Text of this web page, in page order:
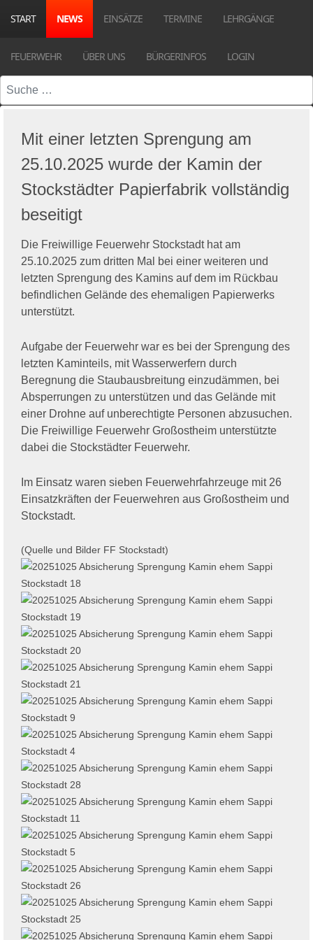
START NEWS EINSÄTZE TERMINE LEHRGÄNGE
FEUERWEHR ÜBER UNS BÜRGERINFOS LOGIN
Suchen
Mit einer letzten Sprengung am
25.10.2025 wurde der Kamin der
Stockstädter Papierfabrik vollständig
beseitigt
Die Freiwillige Feuerwehr Stockstadt hat am
25.10.2025 zum dritten Mal bei einer weiteren und
letzten Sprengung des Kamins auf dem im Rückbau
befindlichen Gelände des ehemaligen Papierwerks
unterstützt.
Aufgabe der Feuerwehr war es bei der Sprengung des
letzten Kaminteils, mit Wasserwerfern durch
Beregnung die Staubausbreitung einzudämmen, bei
Absperrungen zu unterstützen und das Gelände mit
einer Drohne auf unberechtigte Personen abzusuchen.
Die Freiwillige Feuerwehr Großostheim unterstützte
dabei die Stockstädter Feuerwehr.
Im Einsatz waren sieben Feuerwehrfahrzeuge mit 26
Einsatzkräften der Feuerwehren aus Großostheim und
Stockstadt.
(Quelle und Bilder FF Stockstadt)